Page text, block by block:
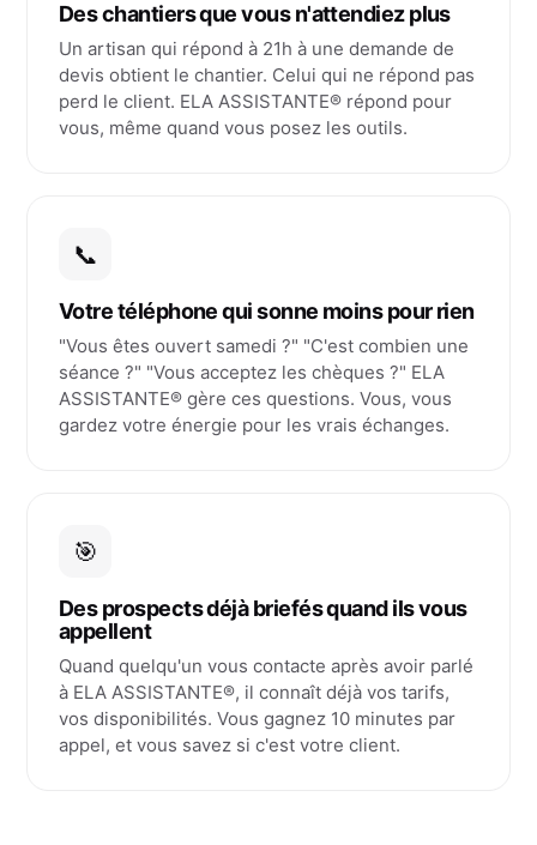
Des chantiers que vous n'attendiez plus
Un artisan qui répond à 21h à une demande de
devis obtient le chantier. Celui qui ne répond pas
perd le client. ELA ASSISTANTE® répond pour
vous, même quand vous posez les outils.
📞
Votre téléphone qui sonne moins pour rien
"Vous êtes ouvert samedi ?" "C'est combien une
séance ?" "Vous acceptez les chèques ?" ELA
ASSISTANTE® gère ces questions. Vous, vous
gardez votre énergie pour les vrais échanges.
🎯
Des prospects déjà briefés quand ils vous
appellent
Quand quelqu'un vous contacte après avoir parlé
à ELA ASSISTANTE®, il connaît déjà vos tarifs,
vos disponibilités. Vous gagnez 10 minutes par
appel, et vous savez si c'est votre client.